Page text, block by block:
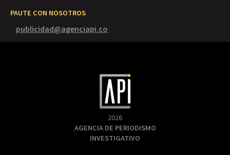
PAUTE CON NOSOTROS
publicidad@agenciapi.co
2026
AGENCIA DE PERIODISMO
INVESTIGATIVO